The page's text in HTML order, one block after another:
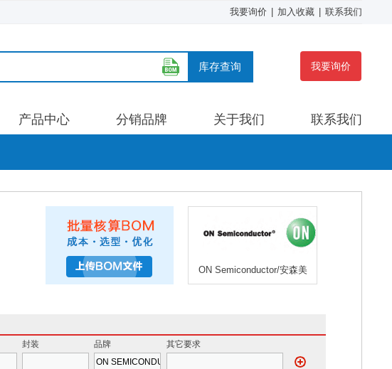
我要询价 加入收藏 联系我们
库存查询 我要询价
产品中心 分销品牌 关于我们 联系我们
ON Semiconductor/安森美
封装 品牌 其它要求